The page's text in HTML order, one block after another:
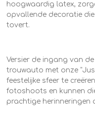
hoogwaardig latex,
opvallende decoratie
tovert.
Versier de ingang van
trouwauto met onze
feestelijke sfeer te
fotoshoots en kunnen
prachtige herinneringen